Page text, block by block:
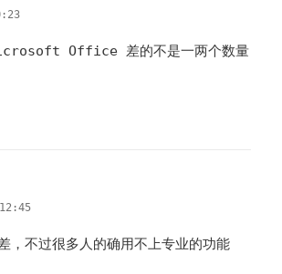
Office 差的不是一两个数量
：
，不过很多人的确用不上专业的功能